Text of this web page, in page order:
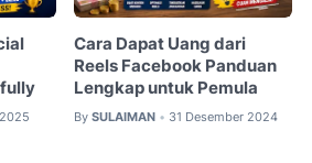
Cara Dapat Uang dari
Reels Facebook Panduan
Lengkap untuk Pemula
By SULAIMAN • 31 Desember 2024